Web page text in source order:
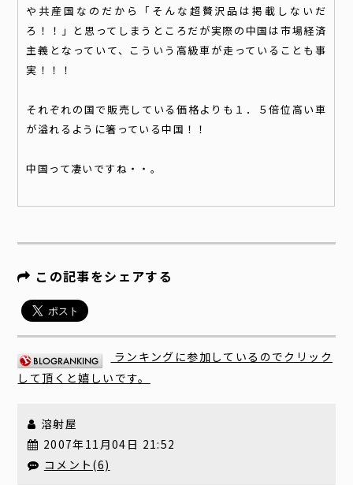
や共産国なのだから「そんな超贅沢品は掲載しないだ
ろ！！」と思ってしまうところだが実際の中国は市場経済
主義となっていて、こういう高級車が走っていることも事
実！！！
それぞれの国で販売している価格よりも１．５倍位高い車
が溢れるように箸っている中国！！
中国って凄いですね・・。
この記事をシェアする
ランキングに参加しているのでクリック
して頂くと嬉しいです。
溶射屋
2007年11月04日 21:52
コメント(6)